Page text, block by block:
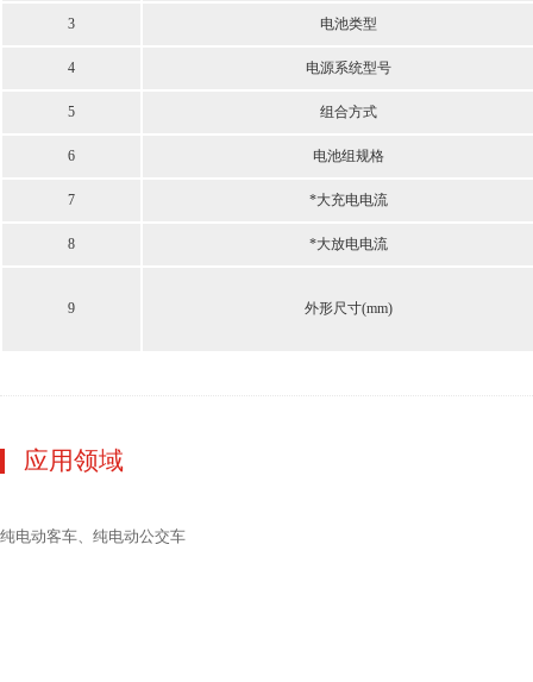
3 电池类型
4 电源系统型号
5 组合方式
6 电池组规格
7 *大充电电流
8 *大放电电流
9 外形尺寸(mm)
应用领域
纯电动客车、纯电动公交车